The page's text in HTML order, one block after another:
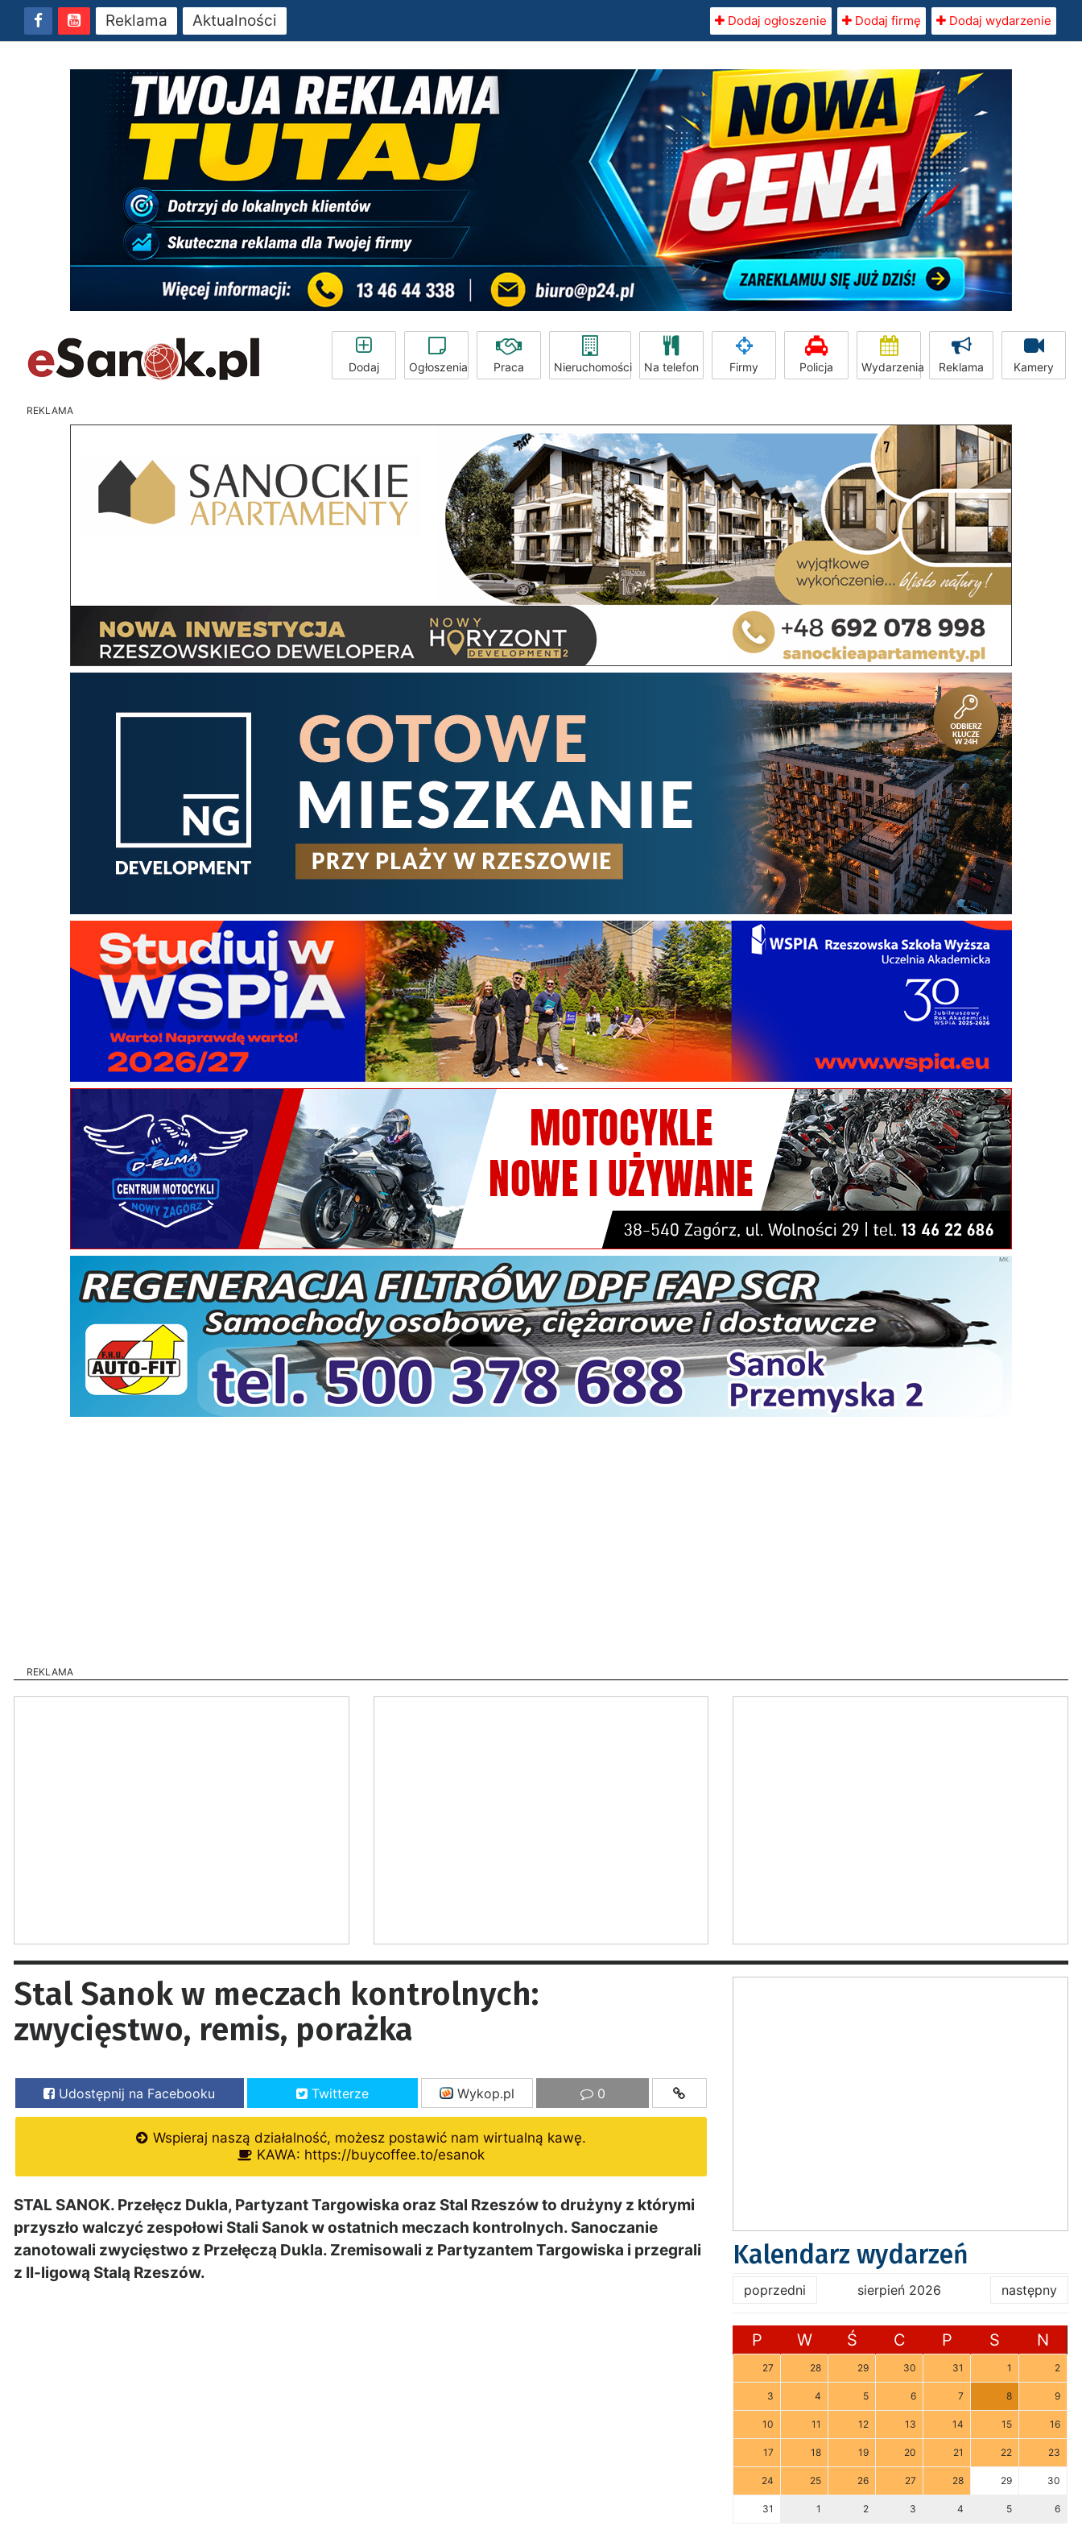
Reklama Aktualności Dodaj ogłoszenie Dodaj firmę Dodaj wydarzenie
Dodaj Ogłoszenia Praca Nieruchomości Na telefon Firmy Policja Wydarzenia Reklama Kamery
REKLAMA
REKLAMA
Stal Sanok w meczach kontrolnych:
zwycięstwo, remis, porażka
Udostępnij na Facebooku Twitterze Wykop.pl 0
Wspieraj naszą działalność, możesz postawić nam wirtualną kawę.
KAWA: https://buycoffee.to/esanok
STAL SANOK. Przełęcz Dukla, Partyzant Targowiska oraz Stal Rzeszów to drużyny z którymi
przyszło walczyć zespołowi Stali Sanok w ostatnich meczach kontrolnych. Sanoczanie
zanotowali zwycięstwo z Przełęczą Dukla. Zremisowali z Partyzantem Targowiska i przegrali
z II-ligową Stalą Rzeszów.
Kalendarz wydarzeń
poprzedni sierpień 2026 następny
P W Ś C P S N
27 28 29 30 31 1 2
3 4 5 6 7 8 9
10 11 12 13 14 15 16
17 18 19 20 21 22 23
24 25 26 27 28 29 30
31 1 2 3 4 5 6